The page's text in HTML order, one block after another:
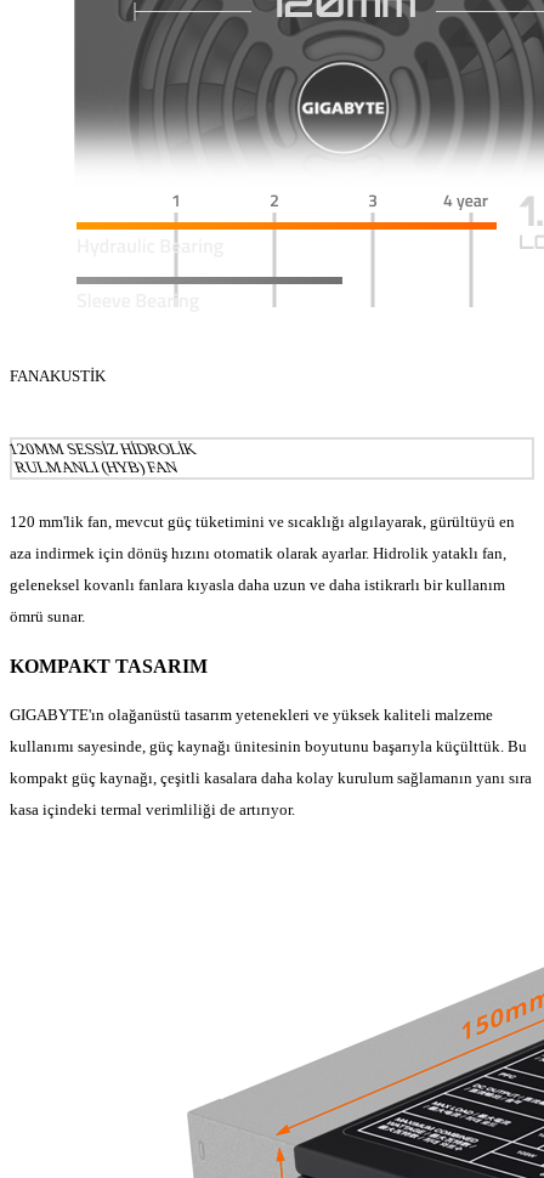
FANAKUSTİK
120MM SESSİZ HİDROLİK
RULMANLI (HYB) FAN
120 mm'lik fan, mevcut güç tüketimini ve sıcaklığı algılayarak, gürültüyü en
aza indirmek için dönüş hızını otomatik olarak ayarlar. Hidrolik yataklı fan,
geleneksel kovanlı fanlara kıyasla daha uzun ve daha istikrarlı bir kullanım
ömrü sunar.
KOMPAKT TASARIM
GIGABYTE'ın olağanüstü tasarım yetenekleri ve yüksek kaliteli malzeme
kullanımı sayesinde, güç kaynağı ünitesinin boyutunu başarıyla küçülttük. Bu
kompakt güç kaynağı, çeşitli kasalara daha kolay kurulum sağlamanın yanı sıra
kasa içindeki termal verimliliği de artırıyor.